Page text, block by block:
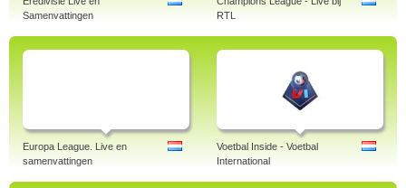
Samenvattingen
RTL
Europa League. Live en
samenvattingen
Voetbal Inside - Voetbal
International